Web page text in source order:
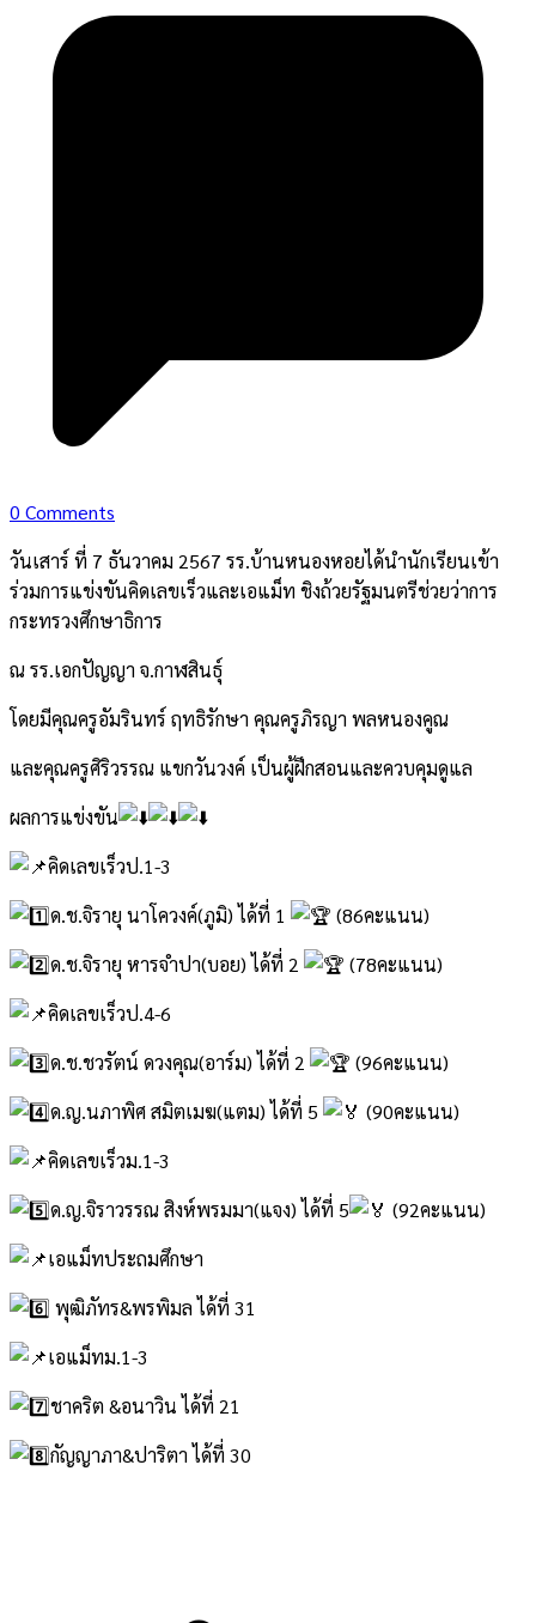
0 Comments
วันเสาร์ ที่ 7 ธันวาคม 2567 รร.บ้านหนองหอยได้นำนักเรียนเข้า
ร่วมการแข่งขันคิดเลขเร็วและเอแม็ท ชิงถ้วยรัฐมนตรีช่วยว่าการ
กระทรวงศึกษาธิการ
ณ รร.เอกปัญญา จ.กาฬสินธุ์
โดยมีคุณครูอัมรินทร์ ฤทธิรักษา คุณครูภิรญา พลหนองคูณ
และคุณครูศิริวรรณ แขกวันวงค์ เป็นผู้ฝึกสอนและควบคุมดูแล
ผลการแข่งขัน
คิดเลขเร็วป.1-3
ด.ช.จิรายุ นาโควงค์(ภูมิ) ได้ที่ 1
(86คะแนน)
ด.ช.จิรายุ หารจำปา(บอย) ได้ที่ 2
(78คะแนน)
คิดเลขเร็วป.4-6
ด.ช.ชวรัตน์ ดวงคุณ(อาร์ม) ได้ที่ 2
(96คะแนน)
ด.ญ.นภาพิศ สมิตเมฆ(แตม) ได้ที่ 5
(90คะแนน)
คิดเลขเร็วม.1-3
ด.ญ.จิราวรรณ สิงห์พรมมา(แจง) ได้ที่ 5
(92คะแนน)
เอแม็ทประถมศึกษา
พุฒิภัทร&พรพิมล ได้ที่ 31
เอแม็ทม.1-3
ชาคริต &อนาวิน ได้ที่ 21
กัญญาภา&ปาริตา ได้ที่ 30